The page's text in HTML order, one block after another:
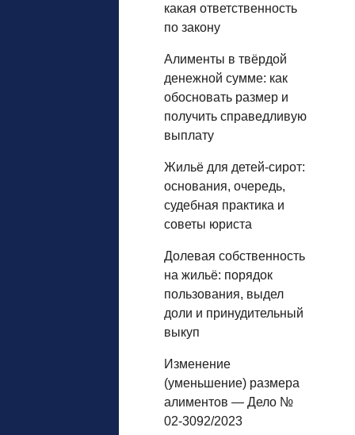
какая ответственность
по закону
Алименты в твёрдой
денежной сумме: как
обосновать размер и
получить справедливую
выплату
Жильё для детей‑сирот:
основания, очередь,
судебная практика и
советы юриста
Долевая собственность
на жильё: порядок
пользования, выдел
доли и принудительный
выкуп
Изменение
(уменьшение) размера
алиментов — Дело №
02-3092/2023